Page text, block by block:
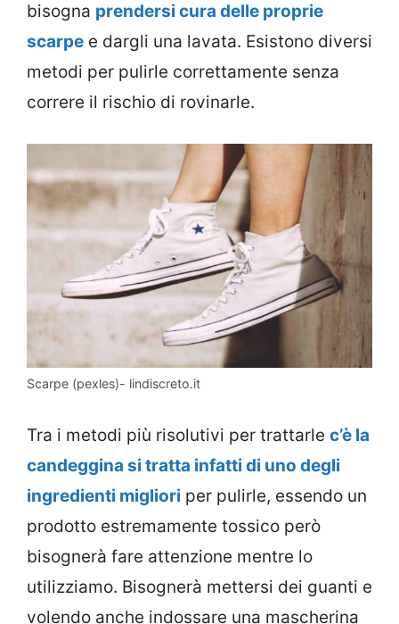
bisogna prendersi cura delle proprie
scarpe e dargli una lavata. Esistono diversi
metodi per pulirle correttamente senza
correre il rischio di rovinarle.
Scarpe (pexles)- lindiscreto.it
Tra i metodi più risolutivi per trattarle c’è la
candeggina si tratta infatti di uno degli
ingredienti migliori per pulirle, essendo un
prodotto estremamente tossico però
bisognerà fare attenzione mentre lo
utilizziamo. Bisognerà mettersi dei guanti e
volendo anche indossare una mascherina